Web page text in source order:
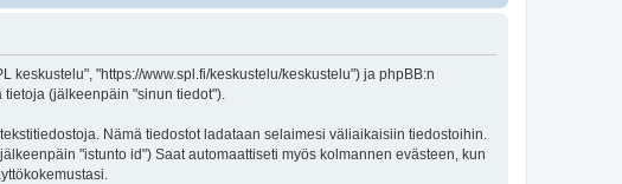
keskustelu", "https://www.spl.fi/keskustelu/keskustelu") ja phpBB:n
tietoja (jälkeenpäin "sinun tiedot").
Nämä tiedostot ladataan selaimesi väliaikaisiin tiedostoihin.
"istunto id") Saat automaattiseti myös kolmannen evästeen, kun